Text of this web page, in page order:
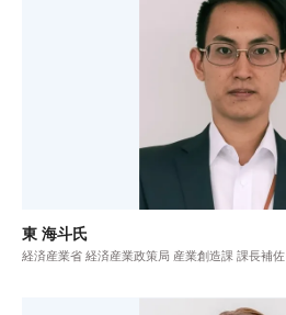
東 海斗氏
経済産業省 経済産業政策局 産業創造課 課長補佐